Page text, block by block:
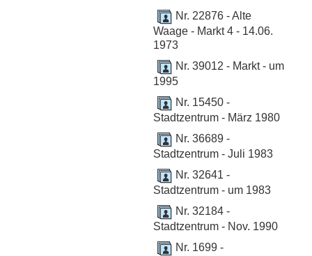
Nr. 22876 - Alte
Waage - Markt 4 - 14.06.
1973
Nr. 39012 - Markt - um
1995
Nr. 15450 -
Stadtzentrum - März 1980
Nr. 36689 -
Stadtzentrum - Juli 1983
Nr. 32641 -
Stadtzentrum - um 1983
Nr. 32184 -
Stadtzentrum - Nov. 1990
Nr. 1699 -